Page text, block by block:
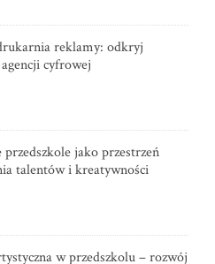
reklamy: odkryj
cyfrowej
jako przestrzeń
talentów i kreatywności
w przedszkolu – rozwój